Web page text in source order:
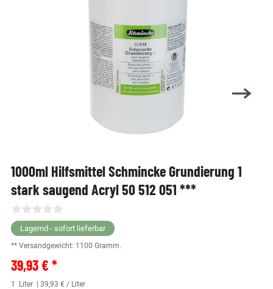
1000ml Hilfsmittel Schmincke Grundierung 1
stark saugend Acryl 50 512 051 ***
Lagernd - sofort lieferbar
** Versandgewicht: 1100 Gramm.
39,93 € *
1 Liter | 39,93 € / Liter